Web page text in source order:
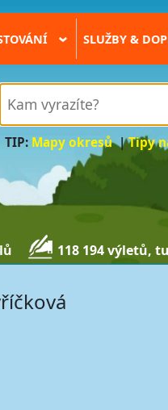
› SLUŽBY &
TIP: Mapy okresů|Tipy
118 194 výletů,